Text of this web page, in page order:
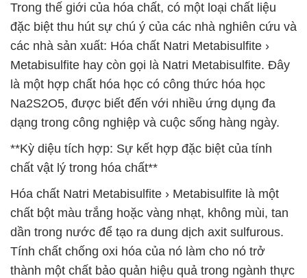
Trong thế giới của hóa chất, có một loại chất liệu
đặc biệt thu hút sự chú ý của các nhà nghiên cứu và
các nhà sản xuất: Hóa chất Natri Metabisulfite ›
Metabisulfite hay còn gọi là Natri Metabisulfite. Đây
là một hợp chất hóa học có công thức hóa học
Na2S2O5, được biết đến với nhiều ứng dụng đa
dạng trong công nghiệp và cuộc sống hàng ngày.
**Kỳ diệu tích hợp: Sự kết hợp đặc biệt của tính
chất vật lý trong hóa chất**
Hóa chất Natri Metabisulfite › Metabisulfite là một
chất bột màu trắng hoặc vàng nhạt, không mùi, tan
dần trong nước để tạo ra dung dịch axit sulfurous.
Tính chất chống oxi hóa của nó làm cho nó trở
thành một chất bảo quản hiệu quả trong ngành thực